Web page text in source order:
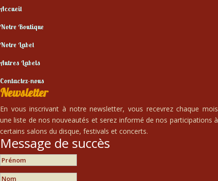
Accueil
Notre Boutique
Notre Label
Autres Labels
Contactez-nous
Newsletter
En vous inscrivant à notre newsletter, vous recevrez chaque mois
une liste de nos nouveautés et serez informé de nos participations à
certains salons du disque, festivals et concerts.
Message de succès